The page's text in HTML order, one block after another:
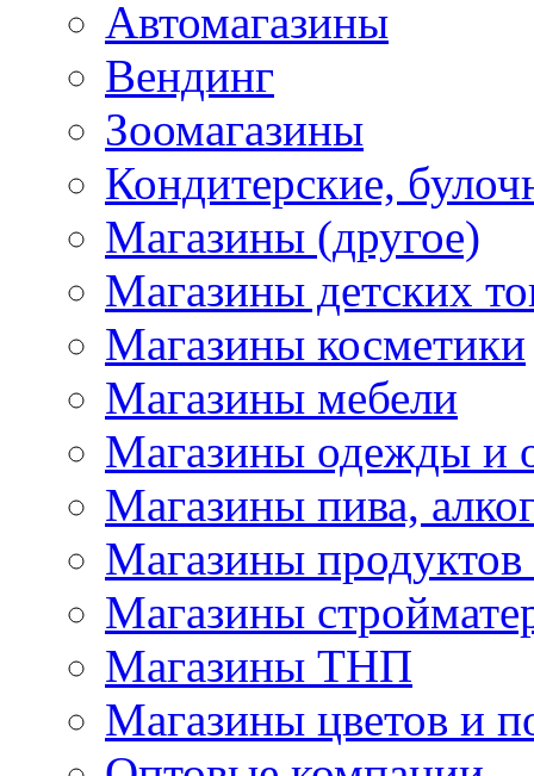
Автомагазины
Вендинг
Зоомагазины
Кондитерские,
Магазины (другое)
Магазины детских
Магазины косметики
Магазины мебели
Магазины одежды и
Магазины пива,
Магазины продуктов
Магазины
Магазины ТНП
Магазины цветов и